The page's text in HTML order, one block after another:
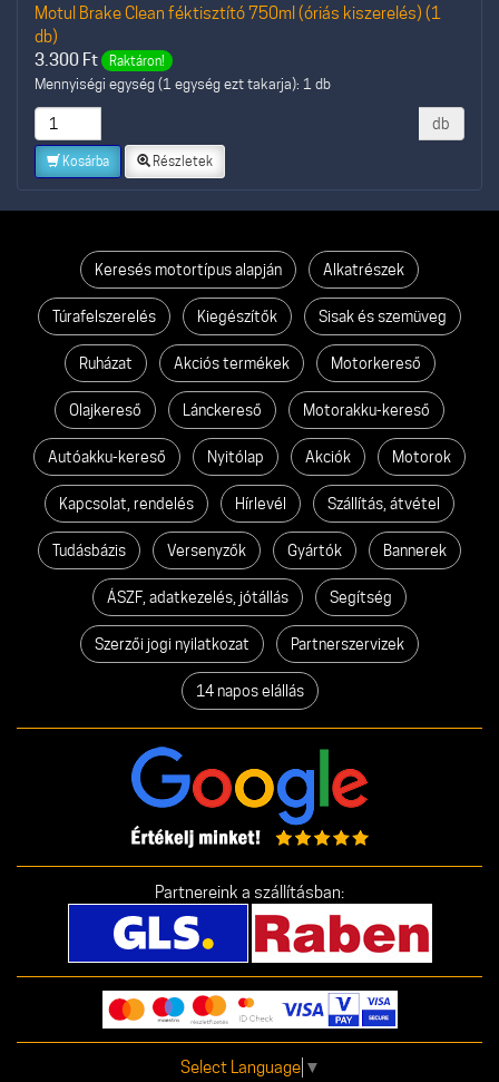
Motul Brake Clean féktisztító 750ml (óriás kiszerelés) (1
db)
3.300 Ft Raktáron!
Mennyiségi egység (1 egység ezt takarja): 1 db
db
Kosárba Részletek
Keresés motortípus alapján Alkatrészek
Túrafelszerelés Kiegészítők Sisak és szemüveg
Ruházat Akciós termékek Motorkereső
Olajkereső Lánckereső Motorakku-kereső
Autóakku-kereső Nyitólap Akciók Motorok
Kapcsolat, rendelés Hírlevél Szállítás, átvétel
Tudásbázis Versenyzők Gyártók Bannerek
ÁSZF, adatkezelés, jótállás Segítség
Szerzői jogi nyilatkozat Partnerszervizek
14 napos elállás
Partnereink a szállításban:
Select Language ▼